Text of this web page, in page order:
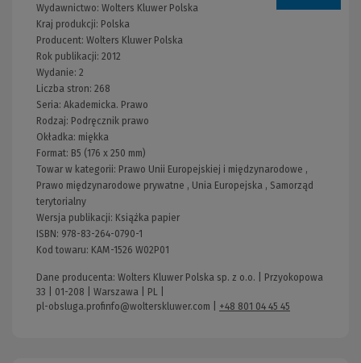
Wydawnictwo: Wolters Kluwer Polska
Kraj produkcji: Polska
Producent: Wolters Kluwer Polska
Rok publikacji: 2012
Wydanie: 2
Liczba stron: 268
Seria: Akademicka. Prawo
Rodzaj: Podręcznik prawo
Okładka: miękka
Format: B5 (176 x 250 mm)
Towar w kategorii: Prawo Unii Europejskiej i międzynarodowe ,
Prawo międzynarodowe prywatne , Unia Europejska , Samorząd
terytorialny
Wersja publikacji: Książka papier
ISBN: 978-83-264-0790-1
Kod towaru: KAM-1526 W02P01
Dane producenta: Wolters Kluwer Polska sp. z o.o. | Przyokopowa
33 | 01-208 | Warszawa | PL |
pl-obsluga.profinfo@wolterskluwer.com
+48 801 04 45 45